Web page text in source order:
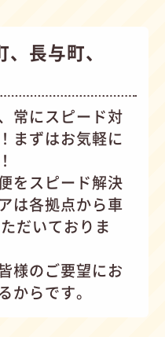
長与町、
常にスピード対
まずはお気軽に
をスピード解決
は各拠点から車
だいておりま
様のご要望にお
からです。